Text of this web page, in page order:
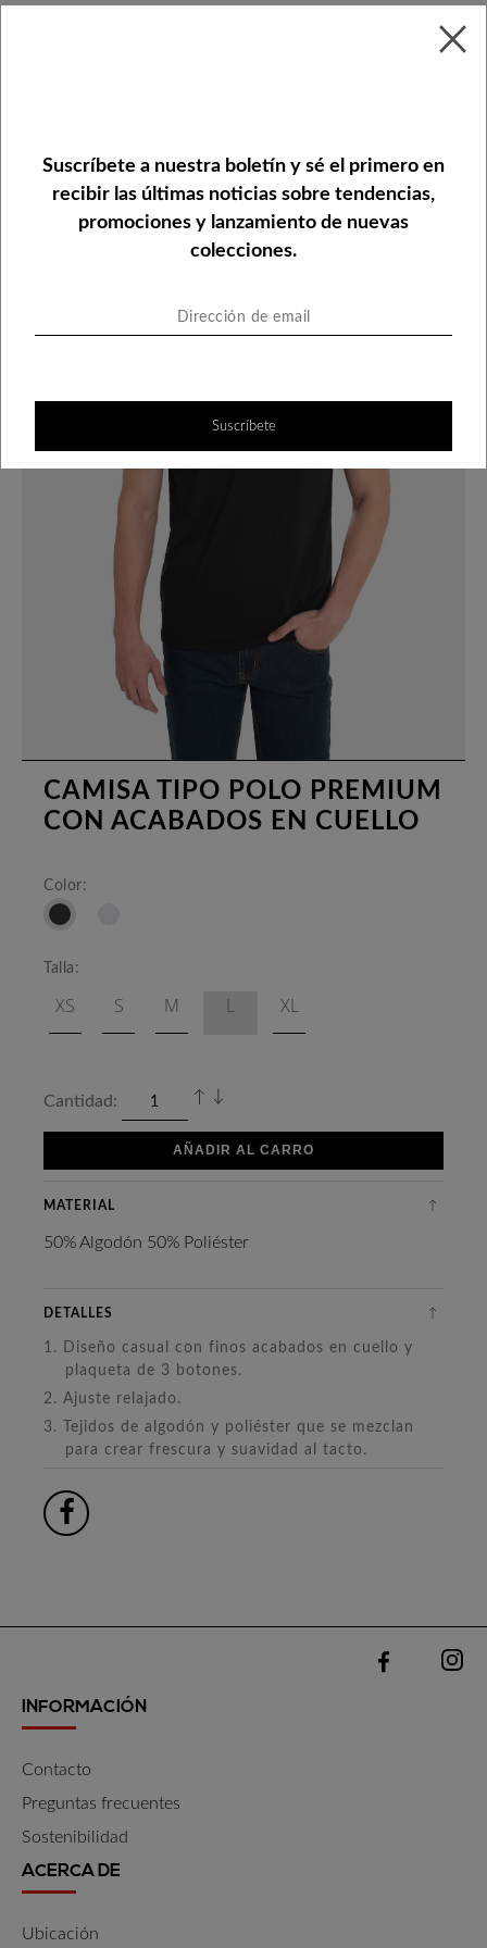
CAMISA TIPO POLO PREMIUM
CON ACABADOS EN CUELLO
Color:
Talla:
XS S M L XL
Cantidad:
AÑADIR AL CARRO
MATERIAL
50% Algodón 50% Poliéster
DETALLES
1. Diseño casual con finos acabados en cuello y
plaqueta de 3 botones.
2. Ajuste relajado.
3. Tejidos de algodón y poliéster que se mezclan
para crear frescura y suavidad al tacto.
INFORMACIÓN
Contacto
Preguntas frecuentes
Sostenibilidad
ACERCA DE
Ubicación
Suscríbete a nuestra boletín y sé el primero en
recibir las últimas noticias sobre tendencias,
promociones y lanzamiento de nuevas
colecciones.